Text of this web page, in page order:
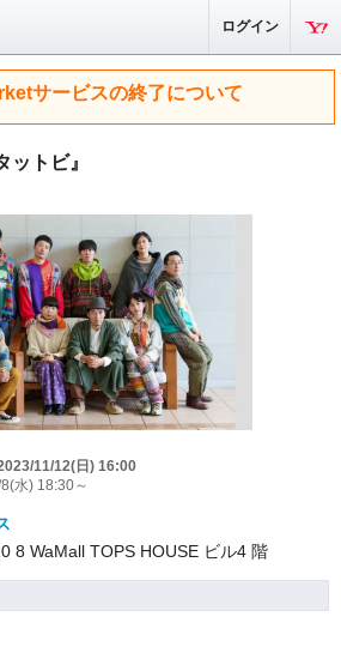
ログイン
サービスの終了について
トビ』
11/12(日) 16:00
水) 18:30～
8 WaMall TOPS HOUSE ビル4 階